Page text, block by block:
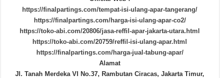
https://finalpartings.com/tempat-isi-ulang-apar-tangerang/
https://finalpartings.com/harga-isi-ulang-apar-co2/
https://toko-abi.com/20806/jasa-reffil-apar-jakarta-utara.html
https://toko-abi.com/20759/reffil-isi-ulang-apar.html
https://finalpartings.com/harga-jual-tabung-apar/
Alamat
Jl. Tanah Merdeka VI No.37, Rambutan Ciracas, Jakarta Timur,